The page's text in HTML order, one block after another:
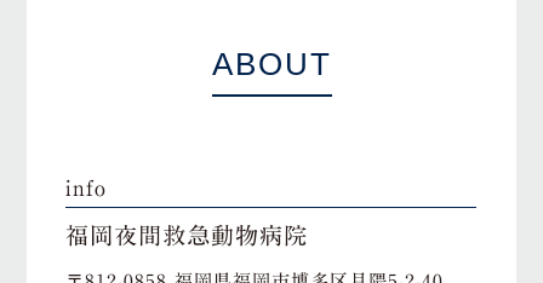
ABOUT
info
福岡夜間救急動物病院